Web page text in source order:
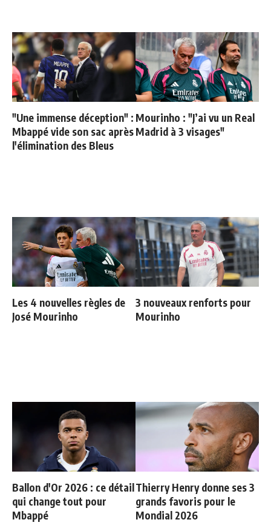
"Une immense déception" :
Mbappé vide son sac après
l'élimination des Bleus
Mourinho : "J’ai vu un Real
Madrid à 3 visages"
Les 4 nouvelles règles de
José Mourinho
3 nouveaux renforts pour
Mourinho
Ballon d'Or 2026 : ce détail
qui change tout pour
Mbappé
Thierry Henry donne ses 3
grands favoris pour le
Mondial 2026